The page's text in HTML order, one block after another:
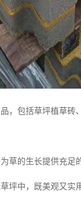
，包括草坪植草
草的生长提供充
坪中，既美观又实